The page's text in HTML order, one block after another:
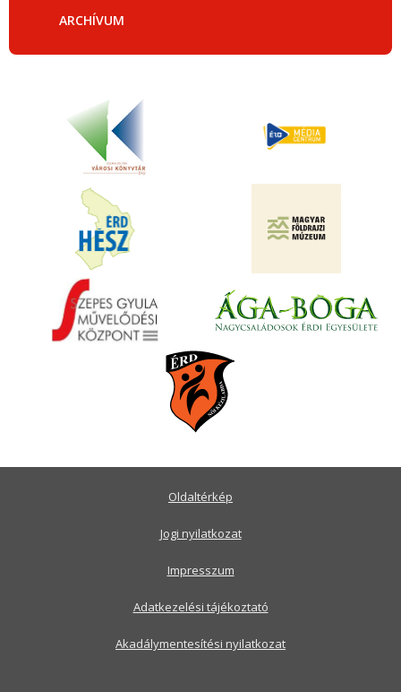
ARCHÍVUM
Oldaltérkép
Jogi nyilatkozat
Impresszum
Adatkezelési tájékoztató
Akadálymentesítési nyilatkozat